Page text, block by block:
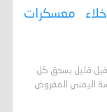
معسكرات
قبل قليل بسحق كل
اليمني المفروض